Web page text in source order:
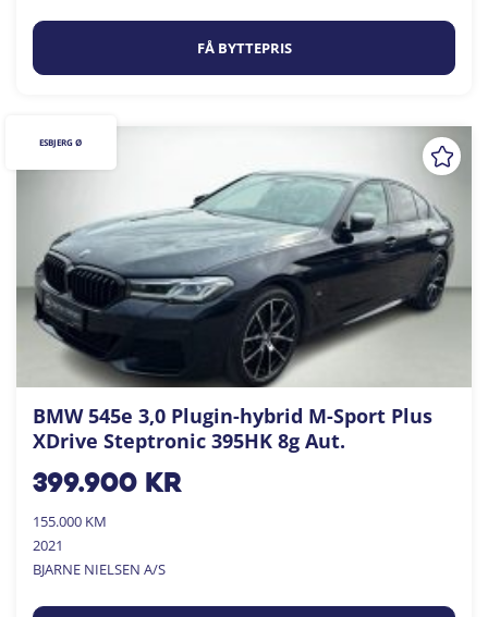
FÅ BYTTEPRIS
BMW 545e 3,0 Plugin-hybrid M-Sport Plus
XDrive Steptronic 395HK 8g Aut.
399.900kr
155.000 KM
2021
BJARNE NIELSEN A/S
ESBJERG Ø